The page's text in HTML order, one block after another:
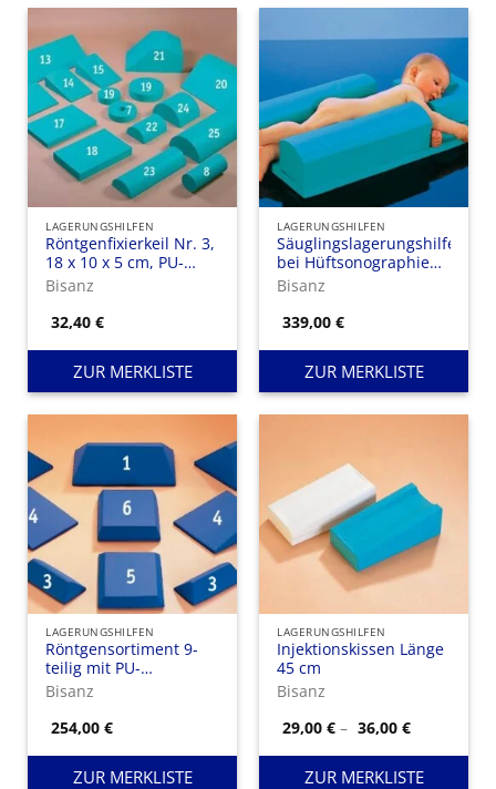
LAGERUNGSHILFEN
Röntgenfixierkeil Nr. 3,
18 x 10 x 5 cm, PU-
beschichtet
Bisanz
32,40€
ZUR MERKLISTE
LAGERUNGSHILFEN
Säuglingslagerungshilfe
bei Hüftsonographie
mit Kunstlederbezug
Bisanz
339,00€
ZUR MERKLISTE
LAGERUNGSHILFEN
Röntgensortiment 9-
teilig mit PU-
beschichtet
Bisanz
254,00€
ZUR MERKLISTE
LAGERUNGSHILFEN
Injektionskissen Länge
45 cm
Bisanz
29,00€ – 36,00€
29,00 €
bis
36,00 €
ZUR MERKLISTE